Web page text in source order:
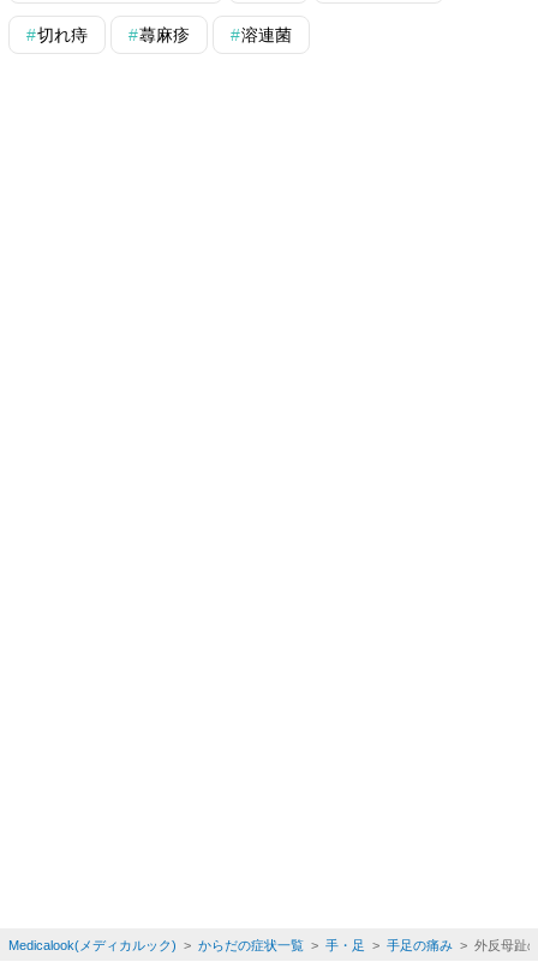
切れ痔 蕁麻疹 溶連菌
Medicalook(メディカルック) > からだの症状一覧> 手・足 > 手足の痛み> 外反母趾の